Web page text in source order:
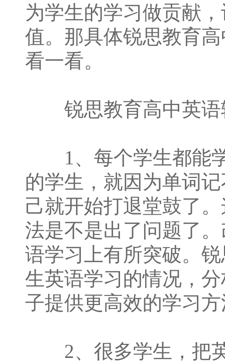
为学生的学习做贡献
值。那具体锐思教育
看一看。
锐思教育高中英语
1、每个学生都能学
的学生，就因为单词
己就开始打退堂鼓了
法是不是出了问题了
语学习上有所突破。
生英语学习的情况，
子提供更高效的学习
2、很多学生，把英